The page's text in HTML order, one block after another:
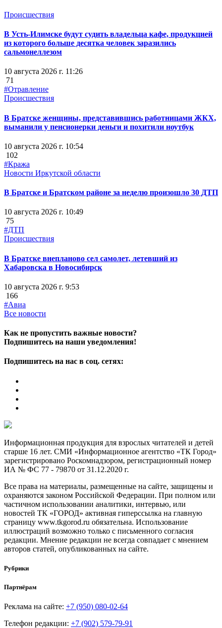
Происшествия
В Усть-Илимске будут судить владельца кафе, продукцией
из которого больше десятка человек заразились
сальмонеллезом
10 августа 2026 г. 11:26
71
#Отравление
Происшествия
В Братске женщины, представившись работницами ЖКХ,
выманили у пенсионерки деньги и похитили ноутбук
10 августа 2026 г. 10:54
102
#Кража
Новости Иркутской области
В Братске и Братском районе за неделю произошло 30 ДТП
10 августа 2026 г. 10:49
75
#ДТП
Происшествия
В Братске внепланово сел самолет, летевший из
Хабаровска в Новосибирск
10 августа 2026 г. 9:53
166
#Авиа
Все новости
Как не пропустить важные новости?
Подпишитесь на наши уведомления!
Подпишитесь на нас в соц. сетях:
Информационная продукция для взрослых читателей и детей
старше 16 лет. СМИ «Информационное агентство «ТК Город»
зарегистрировано Роскомнадзором, регистрационный номер
ИА № ФС 77 - 79870 от 31.12.2020 г.
Все права на материалы, размещенные на сайте, защищены и
охраняются законом Российской Федерации. При полном или
частичном использовании аналитики, интервью, или
новостей ТК «ГОРОД» активная гиперссылка на главную
страницу www.tkgorod.ru обязательна. Использование
иллюстраций возможно только с письменного согласия
редакции. Мнение редакции не всегда совпадает с мнением
авторов статей, опубликованных на сайте.
Рубрики
Партнёрам
Реклама на сайте: +7 (950) 080-02-64
Телефон редакции: +7 (902) 579-79-91